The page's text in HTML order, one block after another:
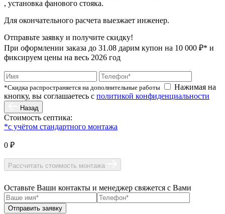
, установка фанового стояка.
Для окончательного расчета выезжает инженер.
Отправьте заявку и получите скидку!
При оформлении заказа до 31.08 дарим купон на 10 000 ₽* и
фиксируем цены на весь 2026 год
*Скидка распространяется на дополнительные работы
Нажимая на
кнопку, вы соглашаетесь с политикой конфиденциальности
Назад
Стоимость септика:
*с учётом стандартного монтажа
0 ₽
Рассчитать стоимость монтажа
Оставьте Ваши контакты и менеджер свяжется с Вами